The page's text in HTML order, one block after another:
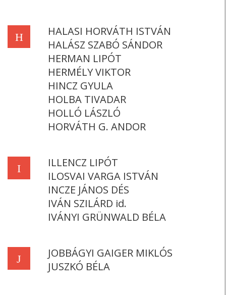
H
HALASI HORVÁTH ISTVÁN
HALÁSZ SZABÓ SÁNDOR
HERMAN LIPÓT
HERMÉLY VIKTOR
HINCZ GYULA
HOLBA TIVADAR
HOLLÓ LÁSZLÓ
HORVÁTH G. ANDOR
I
ILLENCZ LIPÓT
ILOSVAI VARGA ISTVÁN
INCZE JÁNOS DÉS
IVÁN SZILÁRD id.
IVÁNYI GRÜNWALD BÉLA
J
JOBBÁGYI GAIGER MIKLÓS
JUSZKÓ BÉLA